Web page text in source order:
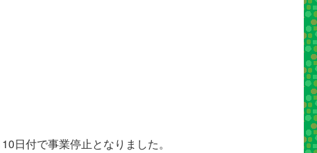
日付で事業停止となりました。